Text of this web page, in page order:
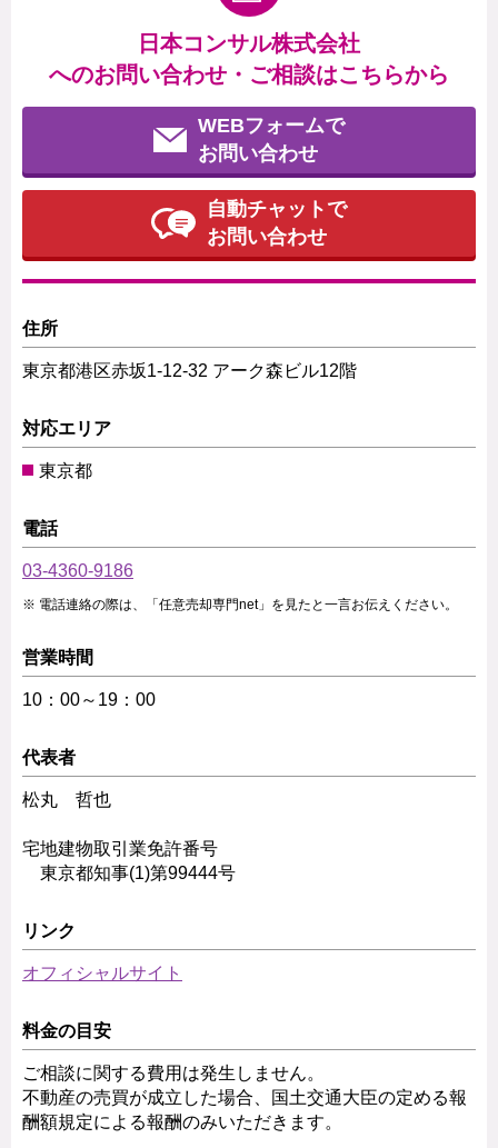
日本コンサル株式会社
へのお問い合わせ・ご相談はこちらから
WEBフォームで
お問い合わせ
自動チャットで
お問い合わせ
住所
東京都港区赤坂1-12-32 アーク森ビル12階
対応エリア
東京都
電話
03-4360-9186
電話連絡の際は、「任意売却専門net」を見たと一言お伝えください。
営業時間
10：00～19：00
代表者
松丸 哲也
宅地建物取引業免許番号
東京都知事(1)第99444号
リンク
オフィシャルサイト
料金の目安
ご相談に関する費用は発生しません。
不動産の売買が成立した場合、国土交通大臣の定める報
酬額規定による報酬のみいただきます。